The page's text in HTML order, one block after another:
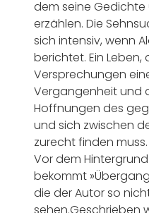
dem seine Gedichte
erzählen. Die
sich intensiv, wenn
berichtet. Ein
Versprechungen
Vergangenheit und
Hoffnungen des
und sich zwischen
zurecht finden muss.
Vor dem
bekommt
die der Autor so